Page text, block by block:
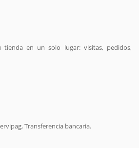
en un solo lugar: visitas, pedidos,
Transferencia bancaria.